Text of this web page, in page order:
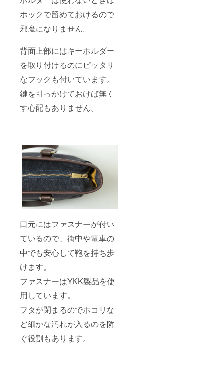
ホックで留めておけるので
邪魔になりません。
背面上部にはキーホルダー
を取り付けるのにピッタリ
なフックも付いています。
鍵を引っかけておけば無く
す心配もありません。
口元にはファスナーが付い
ているので、街中や電車の
中でも安心して鞄を持ち歩
けます。
ファスナーはYKK製品を使
用しています。
フタが閉まるのでホコリな
ど細かな汚れが入るのを防
ぐ役割もあります。